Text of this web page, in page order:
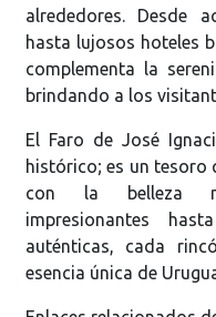
alrededores. Desde
hasta lujosos hoteles
complementa la
brindando a los
El Faro de José
histórico; es un
con la belleza
impresionantes
auténticas, cada
esencia única de